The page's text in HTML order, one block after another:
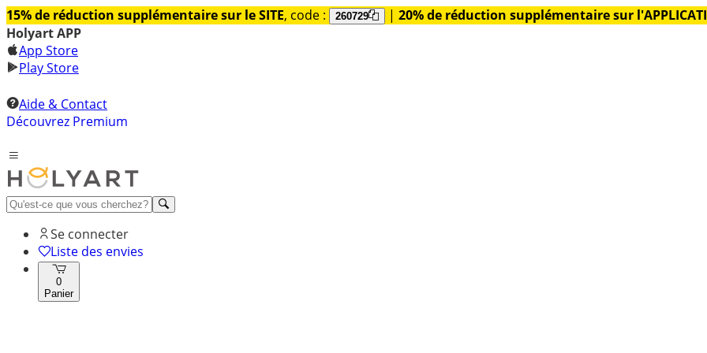
15% de réduction supplémentaire sur le SITE, code : 260729 | 20% de réduction supplémentaire sur
Holyart APP
App Store
Play Store
Aide & Contact
Découvrez Premium
Se connecter
Liste des envies
0
Panier